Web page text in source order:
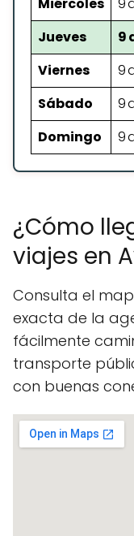
Jueves
9
Viernes
9
Sábado
9
Domingo
9
¿Cómo
viajes en
Consulta el
exacta de la
fácilmente
transporte
con buenas